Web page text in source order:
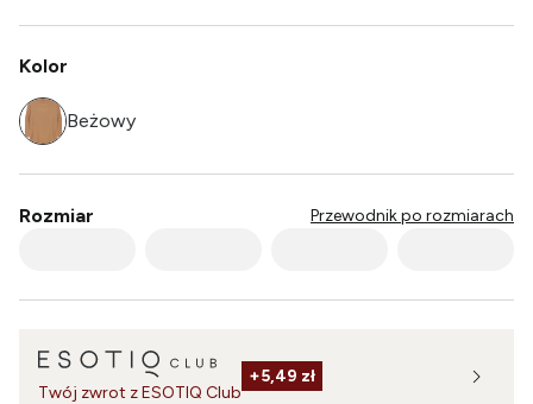
Kolor
Beżowy
Rozmiar Przewodnik po rozmiarach
Twój zwrot z ESOTIQ Club
+5,49 zł